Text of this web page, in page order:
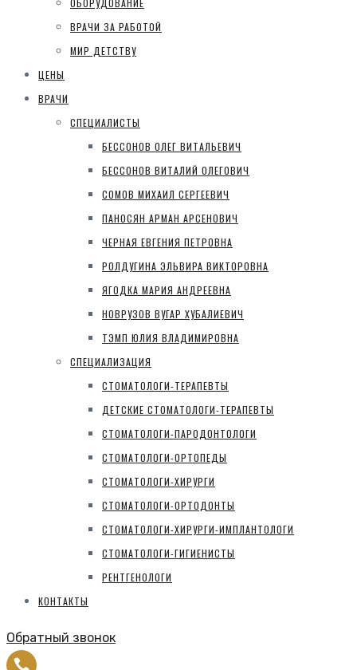
ОБОРУДОВАНИЕ
ВРАЧИ ЗА РАБОТОЙ
МИР ДЕТСТВУ
ЦЕНЫ
ВРАЧИ
СПЕЦИАЛИСТЫ
БЕССОНОВ ОЛЕГ ВИТАЛЬЕВИЧ
БЕССОНОВ ВИТАЛИЙ ОЛЕГОВИЧ
СОМОВ МИХАИЛ СЕРГЕЕВИЧ
ПАНОСЯН АРМАН АРСЕНОВИЧ
ЧЕРНАЯ ЕВГЕНИЯ ПЕТРОВНА
РОЛДУГИНА ЭЛЬВИРА ВИКТОРОВНА
ЯГОДКА МАРИЯ АНДРЕЕВНА
НОВРУЗОВ ВУГАР ХУБАЛИЕВИЧ
ТЭМП ЮЛИЯ ВЛАДИМИРОВНА
СПЕЦИАЛИЗАЦИЯ
СТОМАТОЛОГИ-ТЕРАПЕВТЫ
ДЕТСКИЕ СТОМАТОЛОГИ-ТЕРАПЕВТЫ
СТОМАТОЛОГИ-ПАРОДОНТОЛОГИ
СТОМАТОЛОГИ-ОРТОПЕДЫ
СТОМАТОЛОГИ-ХИРУРГИ
СТОМАТОЛОГИ-ОРТОДОНТЫ
СТОМАТОЛОГИ-ХИРУРГИ-ИМПЛАНТОЛОГИ
СТОМАТОЛОГИ-ГИГИЕНИСТЫ
РЕНТГЕНОЛОГИ
КОНТАКТЫ
Обратный звонок